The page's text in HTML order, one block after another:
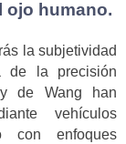
ojo humano.
la subjetividad
de la precisión
de Wang han
vehículos
con enfoques